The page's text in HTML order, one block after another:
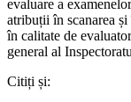
evaluare a
atribuții în scanarea
în calitate de
general al
Citiți și: